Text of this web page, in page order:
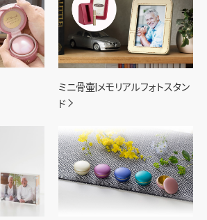
ミニ骨壷|メモリアルフォトスタン
ド